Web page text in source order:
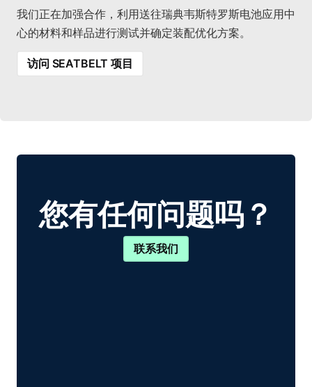
我们正在加强合作，利用送往瑞典韦斯特罗斯电池应用中
心的材料和样品进行测试并确定装配优化方案。
访问 SEATBELT 项目
您有任何问题吗？
联系我们